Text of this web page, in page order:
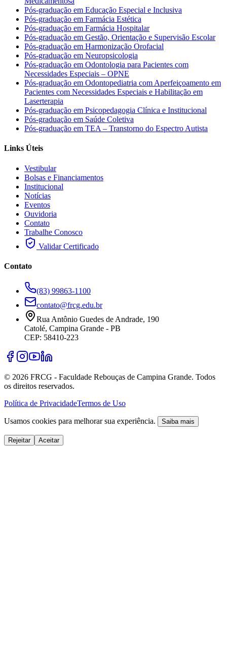
Pós-graduação em Educação Especial e Inclusiva
Pós-graduação em Farmácia Estética
Pós-graduação em Farmácia Hospitalar
Pós-graduação em Gestão, Orientação e Supervisão Escolar
Pós-graduação em Harmonização Orofacial
Pós-graduação em Neuropsicologia
Pós-graduação em Odontologia para Pacientes com
Necessidades Especiais – OPNE
Pós-graduação em Odontopediatria com Aperfeiçoamento em
Pacientes com Necessidades Especiais e Habilitação em
Laserterapia
Pós-graduação em Psicopedagogia Clínica e Institucional
Pós-graduação em Saúde Coletiva
Pós-graduação em TEA – Transtorno do Espectro Autista
Links Úteis
Vestibular
Bolsas e Financiamentos
Institucional
Notícias
Eventos
Ouvidoria
Contato
Trabalhe Conosco
Validar Certificado
Contato
(83) 99863-1100
contato@frcg.edu.br
Rua Antônio Guedes de Andrade, 190
Catolé, Campina Grande - PB
CEP: 58410-223
© 2026 FRCG - Faculdade Rebouças de Campina Grande. Todos
os direitos reservados.
Política de PrivacidadeTermos de Uso
Usamos cookies para melhorar sua experiência. Saiba mais
Rejeitar Aceitar